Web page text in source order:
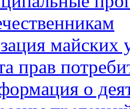
майских
прав
о